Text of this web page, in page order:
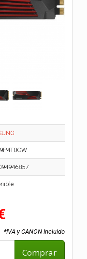
*IVA y CANON Incluido
Comprar